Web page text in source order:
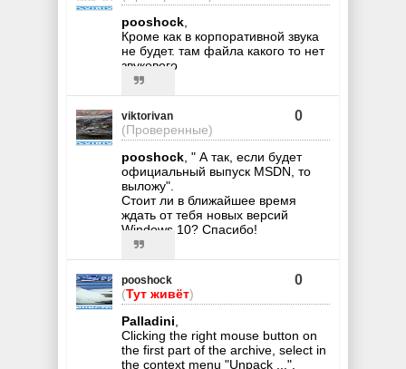
pooshock,
Кроме как в корпоративной звука
не будет. там файла какого то нет
звукового
viktorivan
(Проверенные)
0
pooshock, " А так, если будет
официальный выпуск MSDN, то
выложу".
Стоит ли в ближайшее время
ждать от тебя новых версий
Windows 10? Спасибо!
pooshock
(Тут живёт)
0
Palladini,
Clicking the right mouse button on
the first part of the archive, select in
the context menu "Unpack ...".